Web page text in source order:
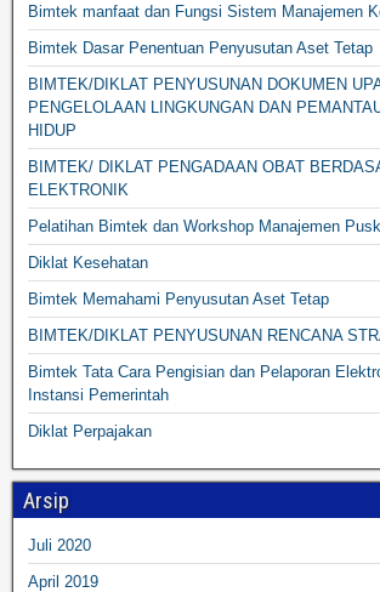
Bimtek manfaat dan Fungsi Sistem Manajemen
Bimtek Dasar Penentuan Penyusutan Aset Tetap
BIMTEK/DIKLAT PENYUSUNAN DOKUMEN
PENGELOLAAN LINGKUNGAN DAN
HIDUP
BIMTEK/ DIKLAT PENGADAAN OBAT
ELEKTRONIK
Pelatihan Bimtek dan Workshop Manajemen
Diklat Kesehatan
Bimtek Memahami Penyusutan Aset Tetap
BIMTEK/DIKLAT PENYUSUNAN RENCANA
Bimtek Tata Cara Pengisian dan Pelaporan
Instansi Pemerintah
Diklat Perpajakan
Arsip
Juli 2020
April 2019